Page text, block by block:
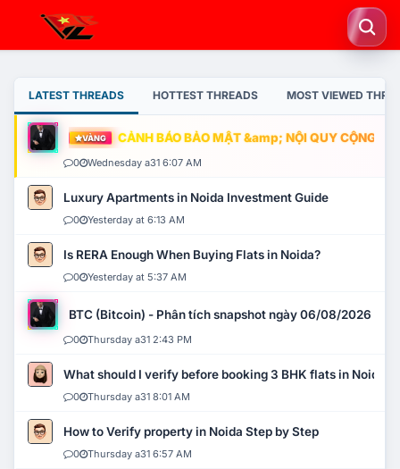
LATEST THREADS HOTTEST THREADS MOST VIEWED
VÀNG CẢNH BÁO BẢO MẬT &amp; NỘI QUY CỘNG
0 Wednesday a31 6:07 AM
Luxury Apartments in Noida Investment Guide
0 Yesterday at 6:13 AM
Is RERA Enough When Buying Flats in Noida?
0 Yesterday at 5:37 AM
BTC (Bitcoin) - Phân tích snapshot ngày 06/08/2026
0 Thursday a31 2:43 PM
What should I verify before booking 3 BHK flats in Noida?
0 Thursday a31 8:01 AM
How to Verify property in Noida Step by Step
0 Thursday a31 6:57 AM